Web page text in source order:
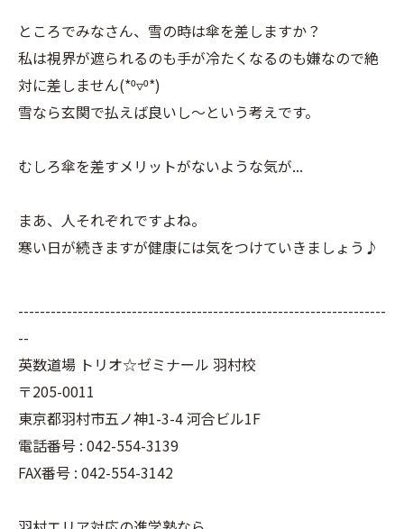
ところでみなさん、雪の時は傘を差しますか？
私は視界が遮られるのも手が冷たくなるのも嫌なので絶
対に差しません(*⁰▿⁰*)
雪なら玄関で払えば良いし〜という考えです。
むしろ傘を差すメリットがないような気が...
まあ、人それぞれですよね。
寒い日が続きますが健康には気をつけていきましょう♪
--------------------------------------------------------------------
--
英数道場 トリオ☆ゼミナール 羽村校
〒205-0011
東京都羽村市五ノ神1-3-4 河合ビル1F
電話番号 : 042-554-3139
FAX番号 : 042-554-3142